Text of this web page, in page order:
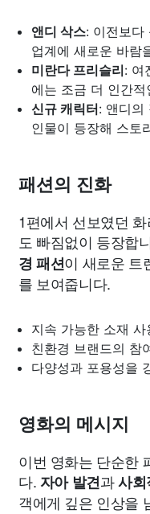
앤디 삭스: 이전보다
업계에 새로운 바람
미란다 프리슬리: 여
에는 조금 더 인간
신규 캐릭터: 앤디의
인물이 등장해 스토
패션의 진화
1편에서 선보였던
도 빠짐없이 등장합
경 패션이 새로운 트
를 보여줍니다.
지속 가능한 소재 사
친환경 브랜드의 참
다양성과 포용성을
영화의 메시지
이번 영화는 단순한
다. 자아 발견과사회
객에게 깊은 인상을